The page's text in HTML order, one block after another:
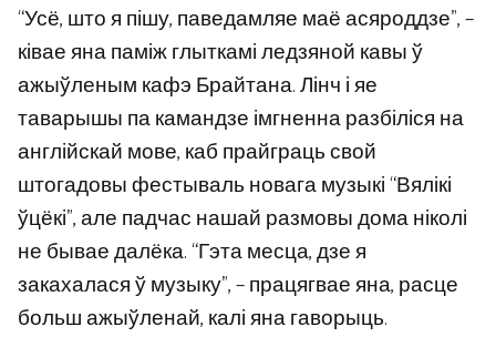
“Усё, што я пішу, паведамляе маё асяроддзе”, –
ківае яна паміж глыткамі ледзяной кавы ў
ажыўленым кафэ Брайтана. Лінч і яе
таварышы па камандзе імгненна разбіліся на
англійскай мове, каб прайграць свой
штогадовы фестываль новага музыкі “Вялікі
ўцёкі”, але падчас нашай размовы дома ніколі
не бывае далёка. “Гэта месца, дзе я
закахалася ў музыку”, – працягвае яна, расце
больш ажыўленай, калі яна гаворыць.